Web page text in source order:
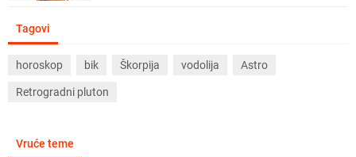
Tagovi
horoskop bik Škorpija vodolija Astro
Retrogradni pluton
Vruće teme